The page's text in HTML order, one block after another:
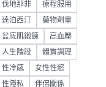
伐地那非 療程服用
達泊西汀 藥物劑量
盆底肌鍛鍊 高血壓
人生階段 體質調理
性冷感 女性性慾
性隱私 伴侶關係